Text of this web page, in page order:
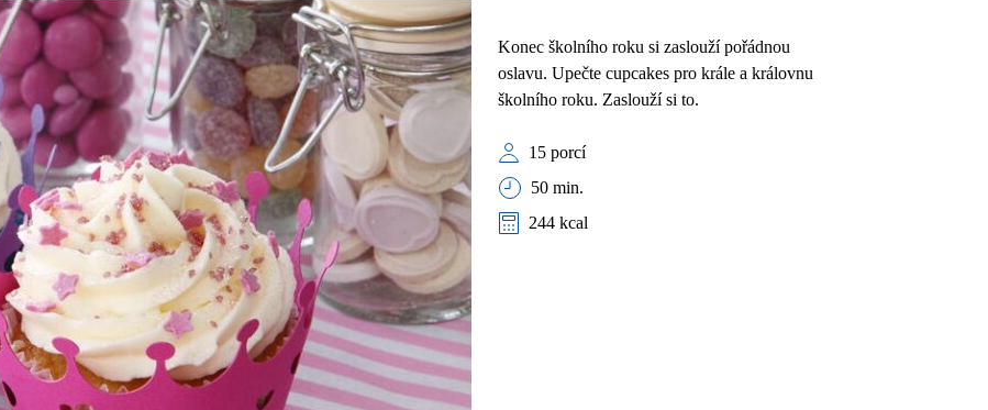
Konec školního roku si zaslouží pořádnou
oslavu. Upečte cupcakes pro krále a královnu
školního roku. Zaslouží si to.
15 porcí
50 min.
244 kcal